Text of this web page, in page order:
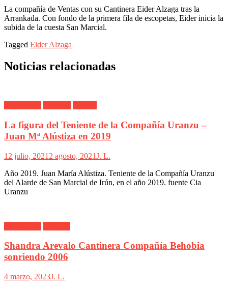
La compañía de Ventas con su Cantinera Eider Alzaga tras la
Arrankada. Con fondo de la primera fila de escopetas, Eider inicia la
subida de la cuesta San Marcial.
Tagged Eider Alzaga
Noticias relacionadas
La figura del Teniente de la Compañía Uranzu –
Juan Mª Alústiza en 2019
12 julio, 2021 2 agosto, 2021J. L.
Año 2019. Juan María Alústiza. Teniente de la Compañía Uranzu
del Alarde de San Marcial de Irún, en el año 2019. fuente Cia
Uranzu
Shandra Arevalo Cantinera Compañía Behobia
sonriendo 2006
4 marzo, 2023J. L.